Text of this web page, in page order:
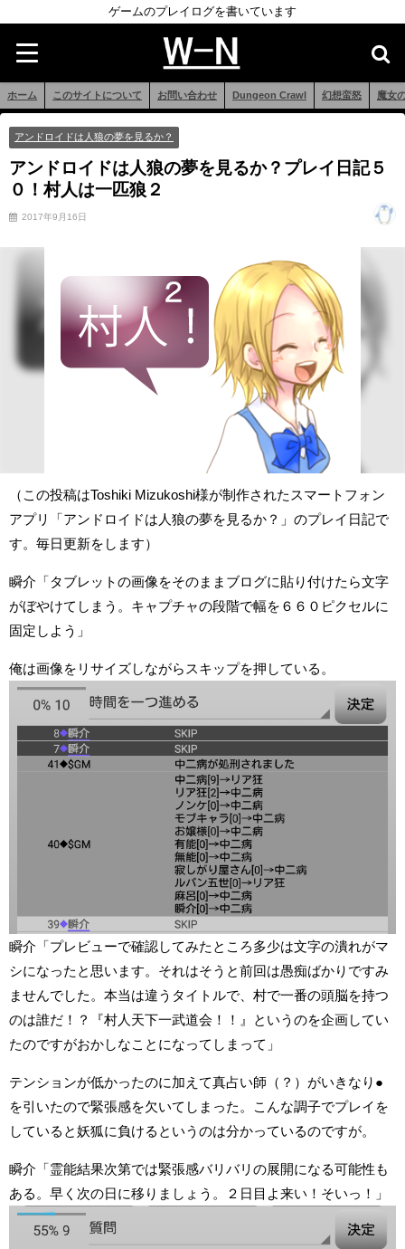
ゲームのプレイログを書いています
ホーム このサイトについて お問い合わせ Dungeon Crawl 幻想蛮怒 魔女
アンドロイドは人狼の夢を見るか？
アンドロイドは人狼の夢を見るか？プレイ日記５
０！村人は一匹狼２
2017年9月16日
（この投稿はToshiki Mizukoshi様が制作されたスマートフォン
アプリ「アンドロイドは人狼の夢を見るか？」のプレイ日記で
す。毎日更新をします）
瞬介「タブレットの画像をそのままブログに貼り付けたら文字
がぼやけてしまう。キャプチャの段階で幅を６６０ピクセルに
固定しよう」
俺は画像をリサイズしながらスキップを押している。
瞬介「プレビューで確認してみたところ多少は文字の潰れがマ
シになったと思います。それはそうと前回は愚痴ばかりですみ
ませんでした。本当は違うタイトルで、村で一番の頭脳を持つ
のは誰だ！？『村人天下一武道会！！』というのを企画してい
たのですがおかしなことになってしまって」
テンションが低かったのに加えて真占い師（？）がいきなり●
を引いたので緊張感を欠いてしまった。こんな調子でプレイを
していると妖狐に負けるというのは分かっているのですが。
瞬介「霊能結果次第では緊張感バリバリの展開になる可能性も
ある。早く次の日に移りましょう。２日目よ来い！そいっ！」